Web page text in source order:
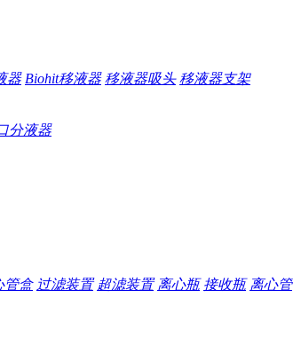
器 Biohit移液器 移液器吸头 移液器支架
分液器
管盒 过滤装置 超滤装置 离心瓶 接收瓶 离心管